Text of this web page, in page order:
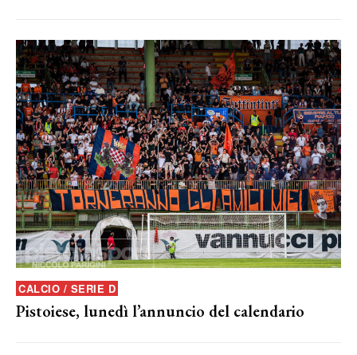
CALCIO / SERIE D
Pistoiese, lunedì l’annuncio del calendario